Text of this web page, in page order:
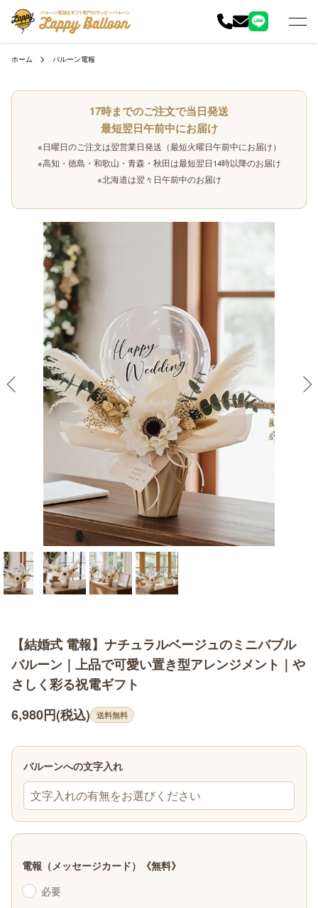
ホーム バルーン電報
17時までのご注文で当日発送
最短翌日午前中にお届け
※日曜日のご注文は翌営業日発送（最短火曜日午前中にお届け）
※高知・徳島・和歌山・青森・秋田は最短翌日14時以降のお届け
※北海道は翌々日午前中のお届け
【結婚式 電報】ナチュラルベージュのミニバブル
バルーン｜上品で可愛い置き型アレンジメント｜や
さしく彩る祝電ギフト
6,980円(税込)
送料無料
バルーンへの文字入れ
文字入れの有無をお選びください
電報（メッセージカード）《無料》
必要